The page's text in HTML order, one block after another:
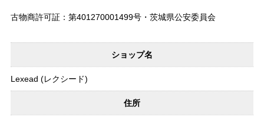
古物商許可証：第401270001499号・茨城県公安委員会
ショップ名
Lexead (レクシード)
住所